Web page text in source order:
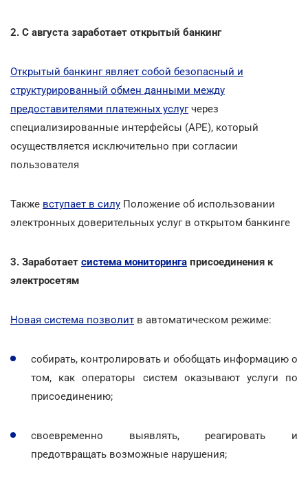
2. С августа заработает открытый банкинг
Открытый банкинг являет собой безопасный и
структурированный обмен данными между
предоставителями платежных услугчерез
специализированные интерфейсы (АРЕ), который
осуществляется исключительно при согласии
пользователя
Также вступает в силу Положение об использовании
электронных доверительных услуг в открытом банкинге
3. Заработает система мониторинга присоединения к
электросетям
Новая система позволит в автоматическом режиме:
собирать, контролировать и обобщать информацию о
том, как операторы систем оказывают услуги по
присоединению;
своевременно выявлять, реагировать и
предотвращать возможные нарушения;